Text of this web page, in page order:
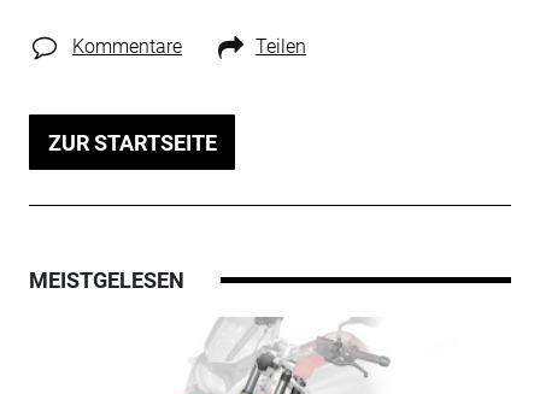
Kommentare Teilen
ZUR STARTSEITE
MEISTGELESEN